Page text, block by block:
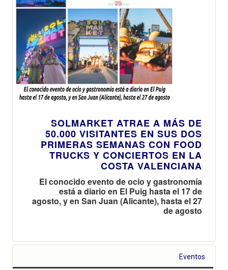
SOLMARKET ATRAE A MÁS DE
50.000 VISITANTES EN SUS DOS
PRIMERAS SEMANAS CON FOOD
TRUCKS Y CONCIERTOS EN LA
COSTA VALENCIANA
El conocido evento de ocio y gastronomía
está a diario en El Puig hasta el 17 de
agosto, y en San Juan (Alicante), hasta el 27
de agosto
Eventos